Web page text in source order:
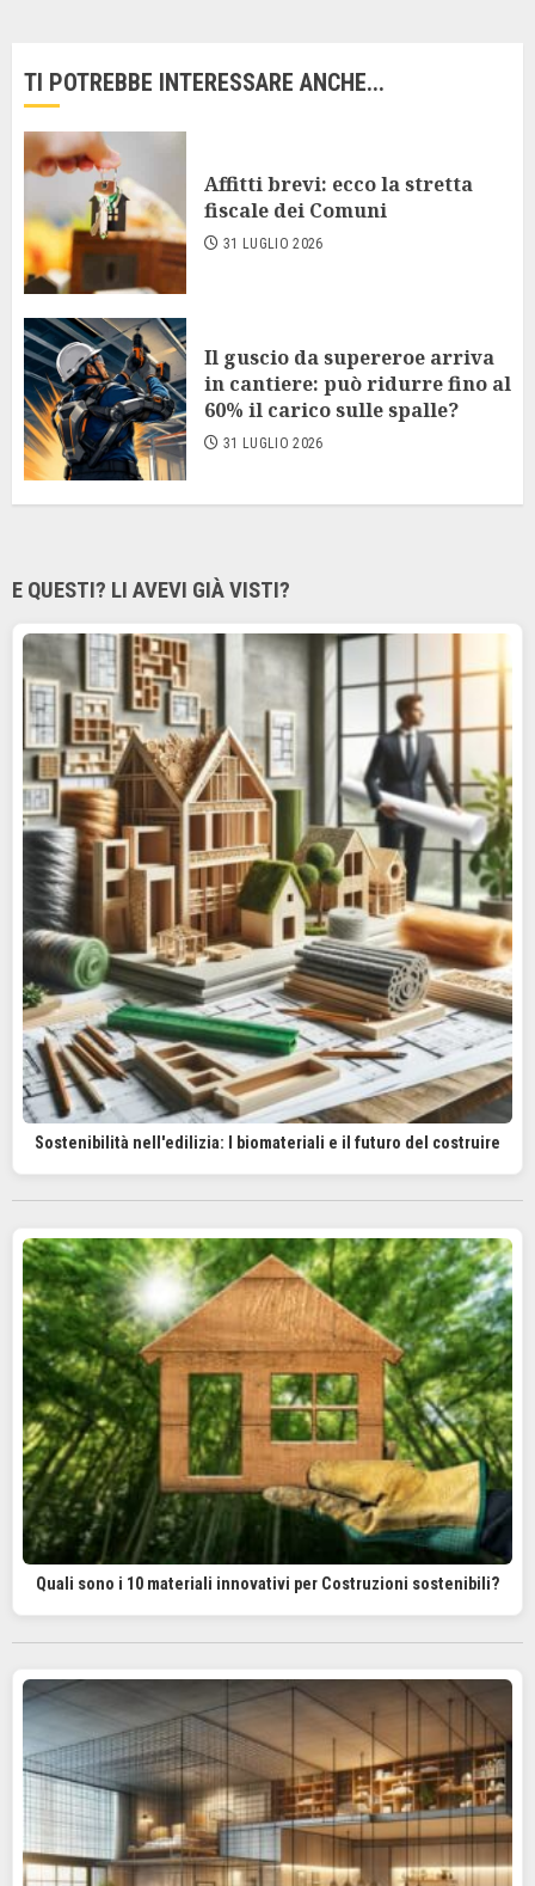
TI POTREBBE INTERESSARE ANCHE...
Affitti brevi: ecco la stretta
fiscale dei Comuni
31 LUGLIO 2026
Il guscio da supereroe arriva
in cantiere: può ridurre fino al
60% il carico sulle spalle?
31 LUGLIO 2026
E QUESTI? LI AVEVI GIÀ VISTI?
Sostenibilità nell'edilizia: I biomateriali e il futuro del costruire
Quali sono i 10 materiali innovativi per Costruzioni sostenibili?